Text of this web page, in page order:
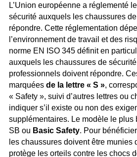
L’Union européenne a réglementé
sécurité auxquels les chaussures
répondre. Cette réglementation
l’environnement de travail et des
norme EN ISO 345 définit en
auxquels les chaussures de
professionnels doivent répondre.
marquées de la lettre « S »,
« Safety », suivi d’autres lettres ou
indiquer s’il existe ou non des
supplémentaires. Le modèle le plus
SB ou Basic Safety. Pour
les chaussures doivent être munies
protège les orteils contre les chocs